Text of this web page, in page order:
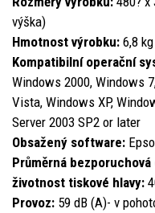
výška)
Hmotnost výrobku: 6,8 kg
Kompatibilní operační
Windows 2000, Windows
Vista, Windows XP,
Server 2003 SP2 or later
Obsažený software:
Průměrná bezporuchová
životnost tiskové hlavy:
Provoz: 59 dB (A)- v